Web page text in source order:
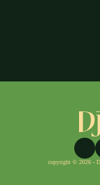
copyright © 2026 -